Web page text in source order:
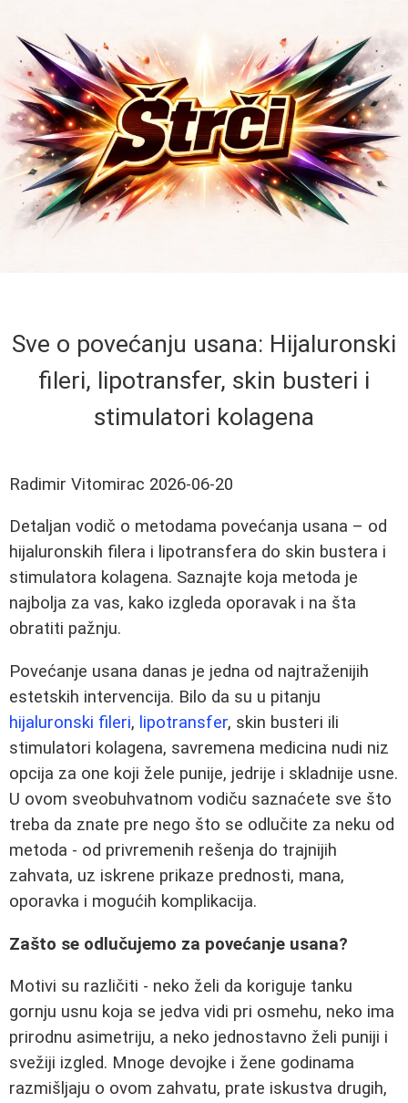
Sve o povećanju usana: Hijaluronski
fileri, lipotransfer, skin busteri i
stimulatori kolagena
Radimir Vitomirac 2026-06-20
Detaljan vodič o metodama povećanja usana – od
hijaluronskih filera i lipotransfera do skin bustera i
stimulatora kolagena. Saznajte koja metoda je
najbolja za vas, kako izgleda oporavak i na šta
obratiti pažnju.
Povećanje usana danas je jedna od najtraženijih
estetskih intervencija. Bilo da su u pitanju
hijaluronski fileri, lipotransfer, skin busteri ili
stimulatori kolagena, savremena medicina nudi niz
opcija za one koji žele punije, jedrije i skladnije usne.
U ovom sveobuhvatnom vodiču saznaćete sve što
treba da znate pre nego što se odlučite za neku od
metoda - od privremenih rešenja do trajnijih
zahvata, uz iskrene prikaze prednosti, mana,
oporavka i mogućih komplikacija.
Zašto se odlučujemo za povećanje usana?
Motivi su različiti - neko želi da koriguje tanku
gornju usnu koja se jedva vidi pri osmehu, neko ima
prirodnu asimetriju, a neko jednostavno želi puniji i
svežiji izgled. Mnoge devojke i žene godinama
razmišljaju o ovom zahvatu, prate iskustva drugih,